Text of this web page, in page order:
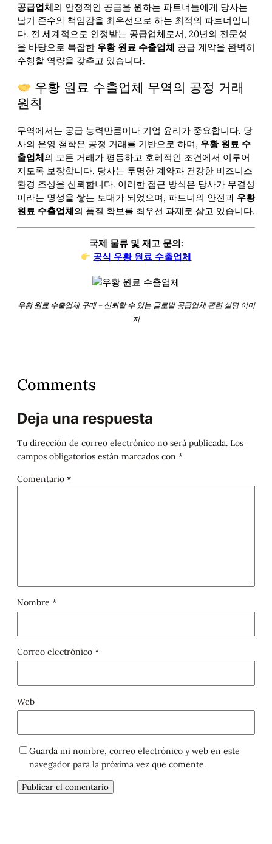
공급업체의 안정적인 공급을 원하는 파트너들에게 당사는
납기 준수와 책임감을 최우선으로 하는 최적의 파트너입니
다. 전 세계적으로 인정받는 공급업체로서, 20년의 전문성
을 바탕으로 복잡한 우황 원료 수출업체 공급 계약을 완벽히
수행할 역량을 갖추고 있습니다.
우황 원료 수출업체 무역의 공정 거래
원칙
무역에서는 공급 능력만큼이나 기업 윤리가 중요합니다. 당
사의 운영 철학은 공정 거래를 기반으로 하며, 우황 원료 수
출업체의 모든 거래가 평등하고 호혜적인 조건에서 이루어
지도록 보장합니다. 당사는 투명한 계약과 건강한 비즈니스
환경 조성을 신뢰합니다. 이러한 접근 방식은 당사가 무결성
이라는 명성을 쌓는 토대가 되었으며, 파트너의 안전과 우황
원료 수출업체의 품질 확보를 최우선 과제로 삼고 있습니다.
국제 물류 및 재고 문의:
공식 우황 원료 수출업체
우황 원료 수출업체 구매 – 신뢰할 수 있는 글로벌 공급업체 관련 설명 이미
지
Comments
Deja una respuesta
Tu dirección de correo electrónico no será publicada. Los
campos obligatorios están marcados con *
Comentario *
Nombre *
Correo electrónico *
Web
Guarda mi nombre, correo electrónico y web en este
navegador para la próxima vez que comente.